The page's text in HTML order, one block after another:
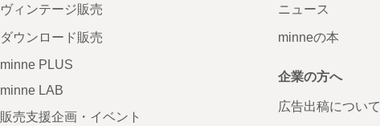
ヴィンテージ販売
ダウンロード販売
minne PLUS
minne LAB
販売支援企画・イベント
ニュース
minneの本
企業の方へ
広告出稿について